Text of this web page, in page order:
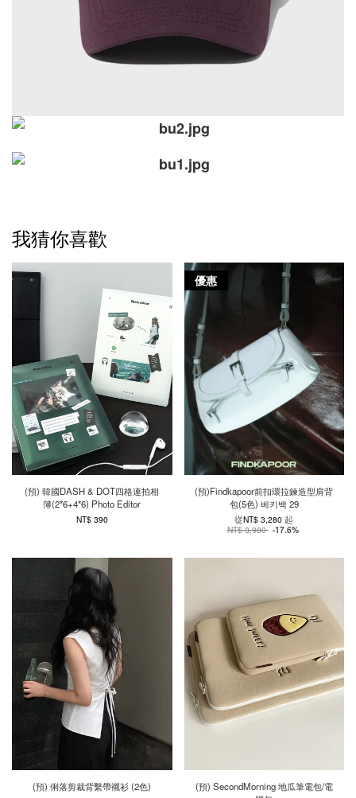
我猜你喜歡
(預) 韓國DASH & DOT四格連拍相
簿(2*6+4*6) Photo Editor
NT$ 390
優惠
(預)Findkapoor前扣環拉鍊造型肩背
包(5色) 베키백 29
從NT$ 3,280起
NT$ 3,980 -17.6%
(預) 俐落剪裁背繫帶襯衫 (2色)
(預) SecondMorning 地瓜筆電包/電